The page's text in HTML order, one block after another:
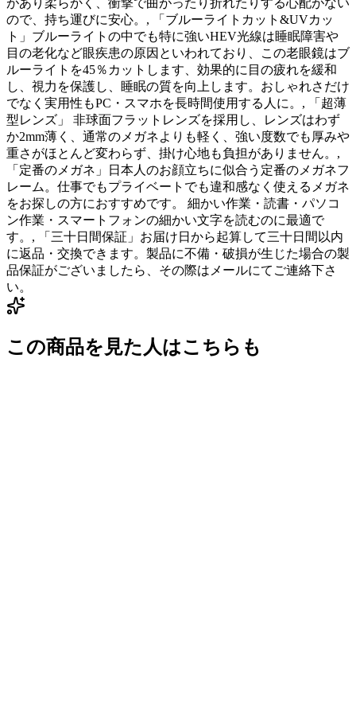
ので、持ち運びに安心。, 「ブルーライトカット&UVカッ
ト」ブルーライトの中でも特に強いHEV光線は睡眠障害や
目の老化など眼疾患の原因といわれており、この老眼鏡はブ
ルーライトを45％カットします、効果的に目の疲れを緩和
し、視力を保護し、睡眠の質を向上します。おしゃれさだけ
でなく実用性もPC・スマホを長時間使用する人に。, 「超薄
型レンズ」 非球面フラットレンズを採用し、レンズはわず
か2mm薄く、通常のメガネよりも軽く、強い度数でも厚みや
重さがほとんど変わらず、掛け心地も負担がありません。,
「定番のメガネ」日本人のお顔立ちに似合う定番のメガネフ
レーム。仕事でもプライベートでも違和感なく使えるメガネ
をお探しの方におすすめです。 細かい作業・読書・パソコ
ン作業・スマートフォンの細かい文字を読むのに最適で
す。, 「三十日間保証」お届け日から起算して三十日間以内
に返品・交換できます。製品に不備・破損が生じた場合の製
品保証がございましたら、その際はメールにてご連絡下さ
い。
この商品を見た人はこちらも